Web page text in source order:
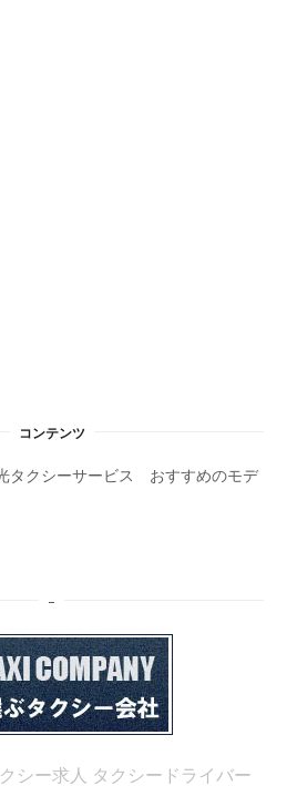
コンテンツ
タクシーサービス おすすめのモデ
–
シー求人 タクシードライバー